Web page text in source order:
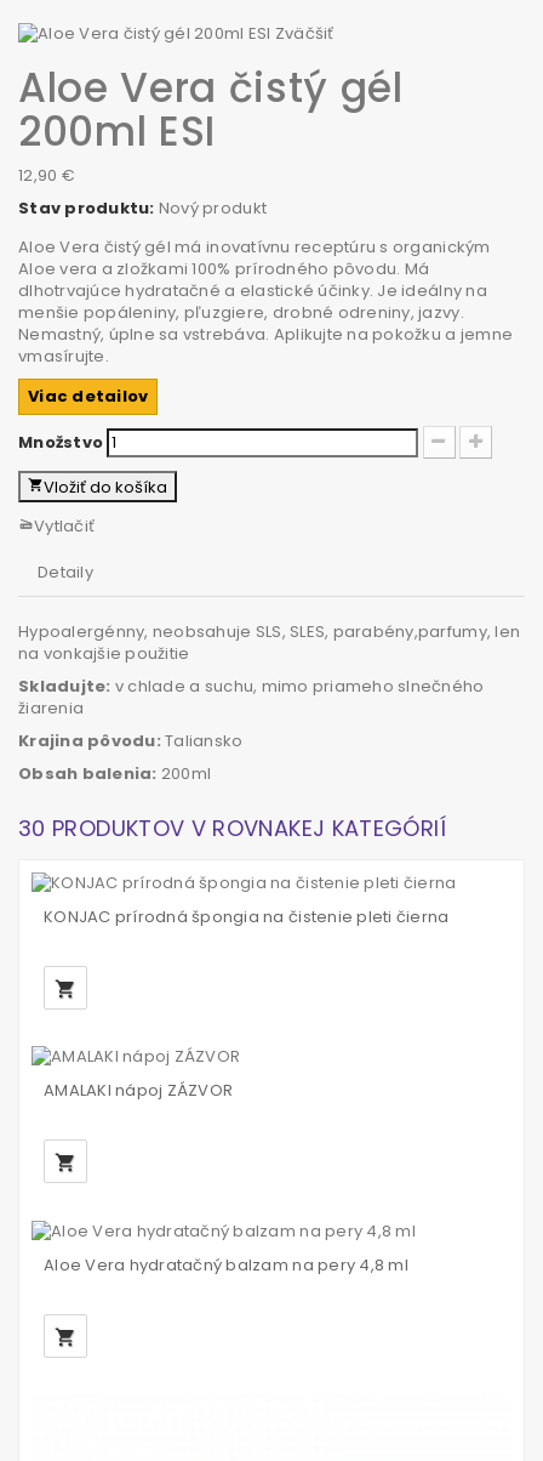
Zväčšiť
Aloe Vera čistý gél
200ml ESI
12,90 €
Stav produktu: Nový produkt
Aloe Vera čistý gél má inovatívnu receptúru s organickým
Aloe vera a zložkami 100% prírodného pôvodu. Má
dlhotrvajúce hydratačné a elastické účinky. Je ideálny na
menšie popáleniny, pľuzgiere, drobné odreniny, jazvy.
Nemastný, úplne sa vstrebáva. Aplikujte na pokožku a jemne
vmasírujte.
Viac detailov
Množstvo
local_grocery_storeVložiť do košíka
scannerVytlačiť
Detaily
Hypoalergénny, neobsahuje SLS, SLES, parabény,parfumy, len
na vonkajšie použitie
Skladujte: v chlade a suchu, mimo priameho slnečného
žiarenia
Krajina pôvodu: Taliansko
Obsah balenia: 200ml
30 PRODUKTOV V ROVNAKEJ KATEGÓRIÍ
KONJAC prírodná špongia na čistenie pleti čierna
local_grocery_store
AMALAKI nápoj ZÁZVOR
local_grocery_store
Aloe Vera hydratačný balzam na pery 4,8 ml
local_grocery_store